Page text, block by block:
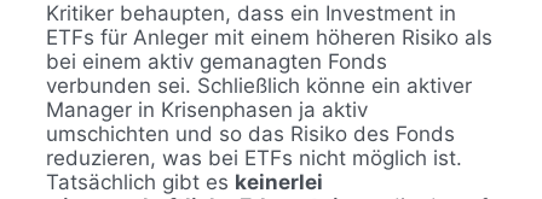
Kritiker behaupten, dass ein Investment in
ETFs für Anleger mit einem höheren Risiko als
bei einem aktiv gemanagten Fonds
verbunden sei. Schließlich könne ein aktiver
Manager in Krisenphasen ja aktiv
umschichten und so das Risiko des Fonds
reduzieren, was bei ETFs nicht möglich ist.
Tatsächlich gibt es keinerlei